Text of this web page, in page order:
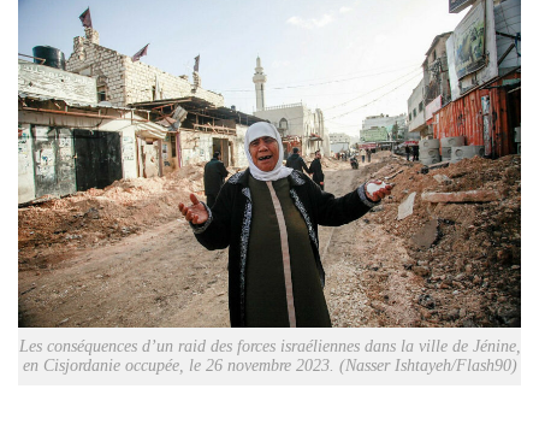
Les conséquences d’un raid des forces israéliennes dans la ville de Jénine,
en Cisjordanie occupée, le 26 novembre 2023. (Nasser Ishtayeh/Flash90)